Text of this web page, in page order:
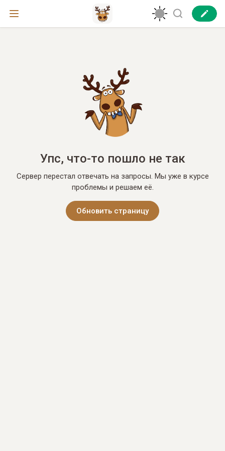
Упс, что-то пошло не так
Сервер перестал отвечать на запросы. Мы уже в курсе
проблемы и решаем её.
Обновить страницу